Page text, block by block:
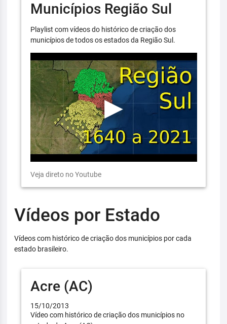
Municípios Região Sul
Playlist com vídeos do histórico de criação dos
municípios de todos os estados da Região Sul.
Veja direto no Youtube
Vídeos por Estado
Vídeos com histórico de criação dos municípios por cada
estado brasileiro.
Acre (AC)
15/10/2013
Vídeo com histórico de criação dos municípios no